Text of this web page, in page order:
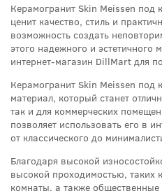
Керамогранит Skin Meissen под
ценит качество, стиль и
возможность создать
этого надежного и эстетичного
интернет-магазин DillMart для
Керамогранит Skin Meissen
материал, который станет
так и для коммерческих
позволяет использовать его в
от классического до
Благодаря высокой
высокой проходимостью, таких
комнаты, а также общественные